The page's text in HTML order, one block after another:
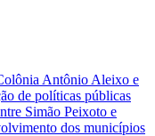
Antônio Aleixo e
de políticas públicas
Simão Peixoto e
dos municípios